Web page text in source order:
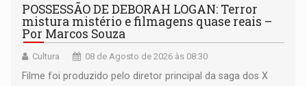
POSSESSÃO DE DEBORAH LOGAN: Terror
mistura mistério e filmagens quase reais –
Por Marcos Souza
Cultura 08 de Agosto de 2026 às 08:30
Filme foi produzido pelo diretor principal da saga dos X